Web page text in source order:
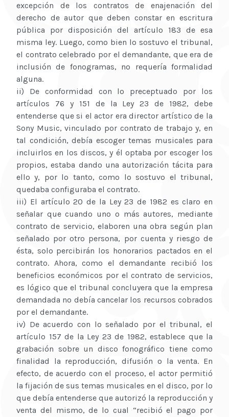
excepción de los contratos de enajenación del
derecho de autor que deben constar en escritura
pública por disposición del artículo 183 de esa
misma ley. Luego, como bien lo sostuvo el tribunal,
el contrato celebrado por el demandante, que era de
inclusión de fonogramas, no requería formalidad
alguna.
ii) De conformidad con lo preceptuado por los
artículos 76 y 151 de la Ley 23 de 1982, debe
entenderse que si el actor era director artístico de la
Sony Music, vinculado por contrato de trabajo y, en
tal condición, debía escoger temas musicales para
incluirlos en los discos, y él optaba por escoger los
propios, estaba dando una autorización tácita para
ello y, por lo tanto, como lo sostuvo el tribunal,
quedaba configuraba el contrato.
iii) El artículo 20 de la Ley 23 de 1982 es claro en
señalar que cuando uno o más autores, mediante
contrato de servicio, elaboren una obra según plan
señalado por otro persona, por cuenta y riesgo de
ésta, solo percibirán los honorarios pactados en el
contrato. Ahora, como el demandante recibió los
beneficios económicos por el contrato de servicios,
es lógico que el tribunal concluyera que la empresa
demandada no debía cancelar los recursos cobrados
por el demandante.
iv) De acuerdo con lo señalado por el tribunal, el
artículo 157 de la Ley 23 de 1982, establece que la
grabación sobre un disco fonográfico tiene como
finalidad la reproducción, difusión o la venta. En
efecto, de acuerdo con el proceso, el actor permitió
la fijación de sus temas musicales en el disco, por lo
que debía entenderse que autorizó la reproducción y
venta del mismo, de lo cual “recibió el pago por